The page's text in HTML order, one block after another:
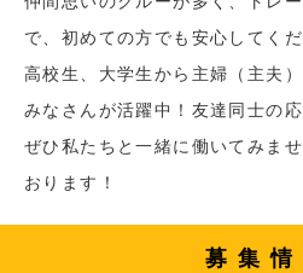
で、初めての方でも安心してくだ
高校生、大学生から主婦（主夫
みなさんが活躍中！友達同士の
ぜひ私たちと一緒に働いてみま
おります！
募集情